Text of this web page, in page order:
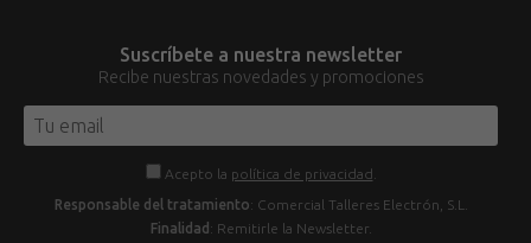
Suscríbete a nuestra newsletter
Recibe nuestras novedades y promociones
Acepto la política de privacidad
Responsable del tratamiento: Comercial Talleres Electrón, S.L.
Finalidad : Remitirle la Newsletter.